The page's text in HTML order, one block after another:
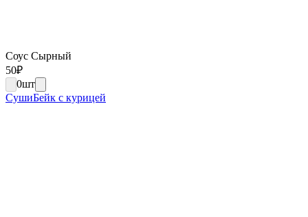
Соус Сырный
50₽
0шт
СушиБейк с курицей